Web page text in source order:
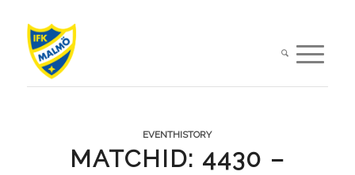
EVENTHISTORY
MATCHID: 4430 –